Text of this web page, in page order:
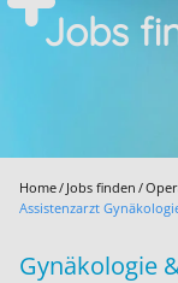
Jobs
Home Jobs finden
Assistenzarzt
Gynäkologie